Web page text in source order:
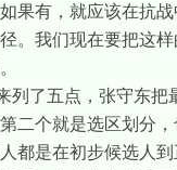
果有，就应该在抗
。我们现在要把这
列了五点，张守东
二个就是选区划分
都是在初步候选人